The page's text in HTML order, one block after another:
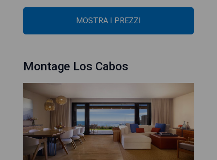
MOSTRA I PREZZI
Montage Los Cabos